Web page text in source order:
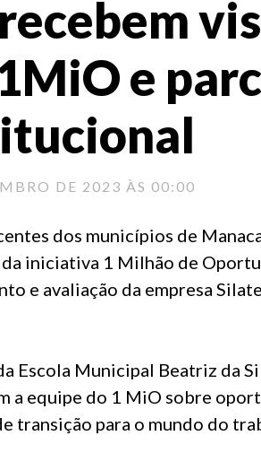
e
DE 2023 ÀS 00:00
dos municípios de
iniciativa 1 Milhão de
e avaliação da empresa
Escola Municipal Beatriz da
a equipe do 1 MiO sobre
transição para o mundo do